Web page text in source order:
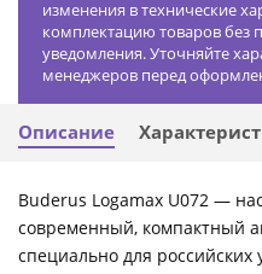
изменения в технические
комплектацию товаров без
уведомления. Уточняйте
менеджеров перед
Описание
Buderus Logamax U072 —
современный, компактный
специально для российских